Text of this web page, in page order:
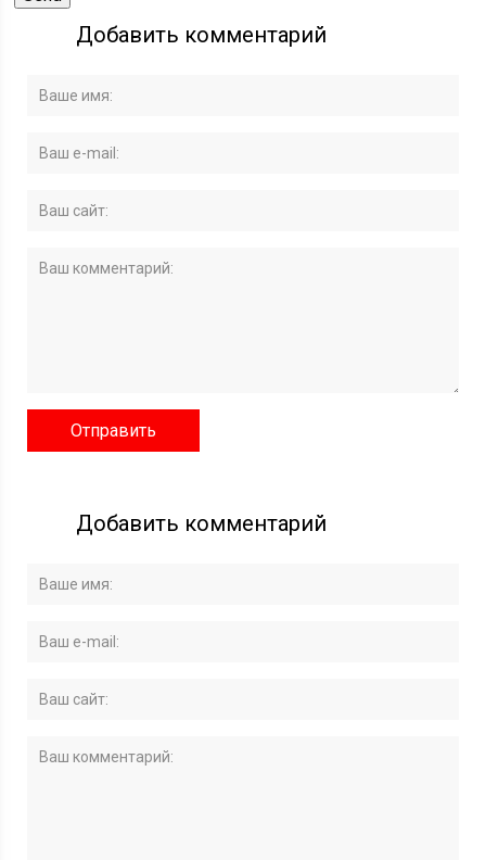
Добавить комментарий
Добавить комментарий